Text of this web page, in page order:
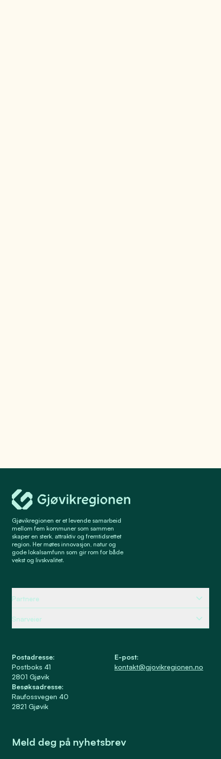
Gjøvikregionen Utvikling
Gjøvikregionen er et levende samarbeid
mellom fem kommuner som sammen
skaper en sterk, attraktiv og fremtidsrettet
region. Her møtes innovasjon, natur og
gode lokalsamfunn som gir rom for både
vekst og livskvalitet.
Partnere
Snarveier
Postadresse:
Postboks 41
2801 Gjøvik
Besøksadresse:
Raufossvegen 40
2821 Gjøvik
E-post:
kontakt@gjovikregionen.no
Meld deg på nyhetsbrev